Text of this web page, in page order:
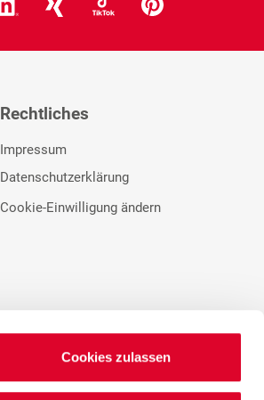
Cookies zulassen
Rechtliches
Impressum
Datenschutzerklärung
Cookie-Einwilligung ändern